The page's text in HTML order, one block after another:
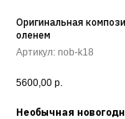
Оригинальная
оленем
Артикул: nob-k18
5600,00 р.
Необычная